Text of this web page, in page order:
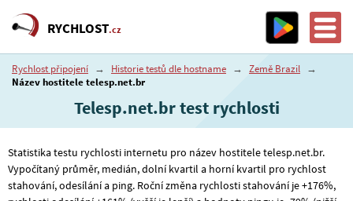
RYCHLOST.cz
Rychlost připojení → Historie testů dle hostname → Země Brazil →
Název hostitele telesp.net.br
Telesp.net.br test rychlosti
Statistika testu rychlosti internetu pro název hostitele telesp.net.br.
Vypočítaný průměr, medián, dolní kvartil a horní kvartil pro rychlost
stahování, odesílání a ping. Roční změna rychlosti stahování je +176%,